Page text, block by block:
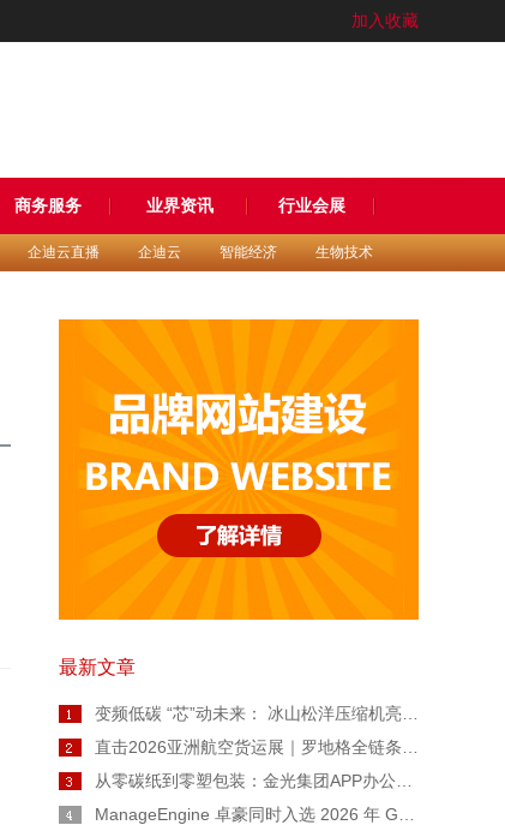
加入收藏
商务服务 业界资讯 行业会展
企迪云直播 企迪云 智能经济 生物技术
最新文章